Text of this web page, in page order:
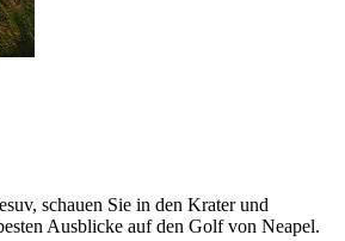
schauen Sie in den Krater und
Ausblicke auf den Golf von Neapel.